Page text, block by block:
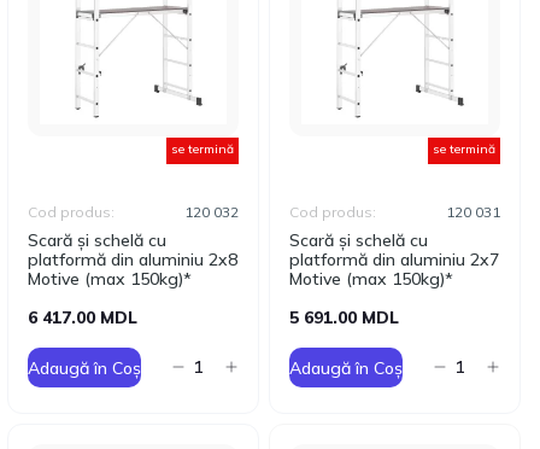
se termină
Scară și schelă cu
platformă din aluminiu 2x8
Motive (max 150kg)*
Cod produs: 120 032
6 417.00 MDL
Adaugă în Coș
se termină
Scară și schelă cu
platformă din aluminiu 2x7
Motive (max 150kg)*
Cod produs: 120 031
5 691.00 MDL
Adaugă în Coș